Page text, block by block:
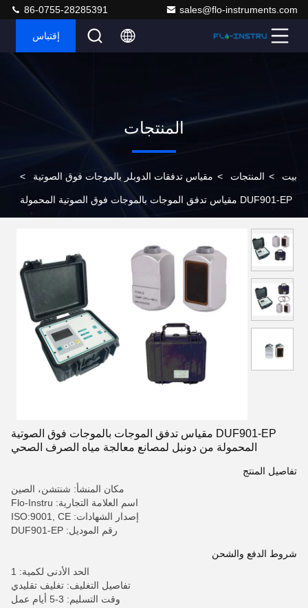
sales@flo-instruments.com
86-0755-28285391
إقتباس
المنتجات
بيت > المنتجات > مقياس تدفقات الدوبلر بالموجات فوق الصوتية >
DUF901-EP مقياس تدفق الموجات بالموجات فوق الصوتية المحمولة
DUF901-EP مقياس تدفق الموجات بالموجات فوق الصوتية
المحمولة من دونبل لمصانع معالجة مياه الصرف الصحي
تفاصيل المنتج
مكان المنشأ: شنتشن، الصين
اسم العلامة التجارية: Flo-Instru
إصدار الشهادات: ISO:9001, CE
رقم الموديل: DUF901-EP
شروط الدفع والشحن
الحد الأدنى لكمية: 1
تفاصيل التغليف: تغليف تقليدي
وقت التسليم: 3-5 أيام عمل